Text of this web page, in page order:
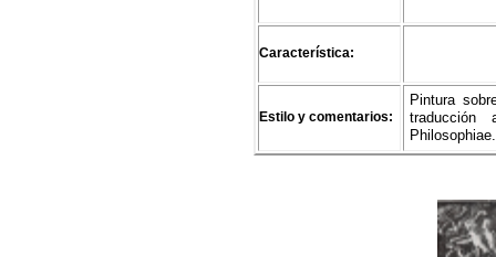
Característica:
Estilo y comentarios:
Pintura
traducción